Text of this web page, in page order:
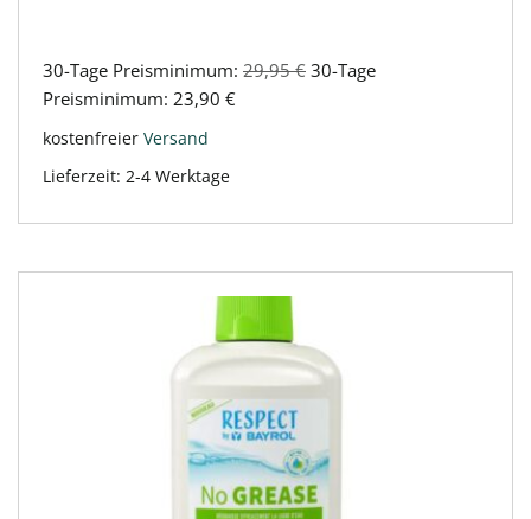
30-Tage Preisminimum: 29,95€ 30-Tage
Preisminimum: 23,90 €
kostenfreier Versand
Lieferzeit: 2-4 Werktage